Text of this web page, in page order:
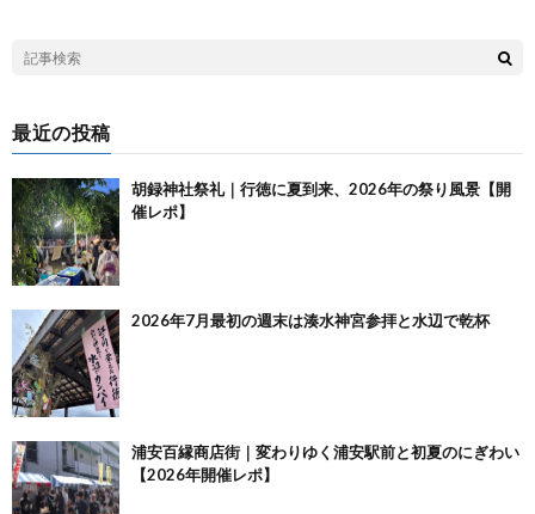
最近の投稿
胡録神社祭礼｜行徳に夏到来、2026年の祭り風景【開
催レポ】
2026年7月最初の週末は湊水神宮参拝と水辺で乾杯
浦安百縁商店街｜変わりゆく浦安駅前と初夏のにぎわい
【2026年開催レポ】